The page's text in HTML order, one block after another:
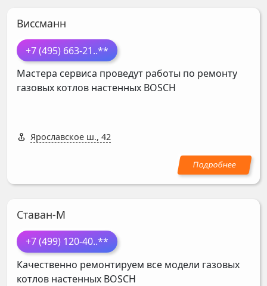
Виссманн
+7 (495) 663-21..**
Мастера сервиса проведут работы по ремонту
газовых котлов настенных BOSCH
Ярославское ш., 42
Ставан-М
+7 (499) 120-40..**
Качественно ремонтируем все модели газовых
котлов настенных BOSCH